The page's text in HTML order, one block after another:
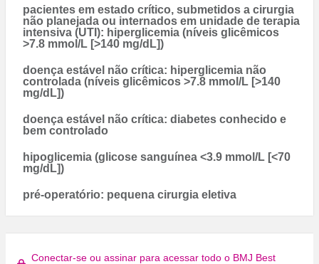
pacientes em estado crítico, submetidos a cirurgia
não planejada ou internados em unidade de terapia
intensiva (UTI): hiperglicemia (níveis glicêmicos
>7.8 mmol/L [>140 mg/dL])
doença estável não crítica: hiperglicemia não
controlada (níveis glicêmicos >7.8 mmol/L [>140
mg/dL])
doença estável não crítica: diabetes conhecido e
bem controlado
hipoglicemia (glicose sanguínea <3.9 mmol/L [<70
mg/dL])
pré-operatório: pequena cirurgia eletiva
Conectar-se ou assinar para acessar todo o BMJ Best